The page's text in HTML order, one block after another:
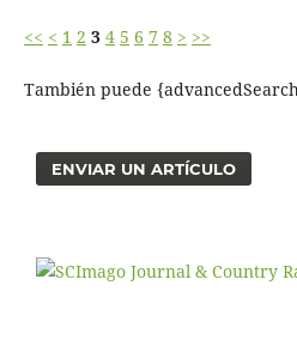
<< < 1 2 3 4 5 6 7 8 > >>
También puede
ENVIAR UN ARTÍCULO